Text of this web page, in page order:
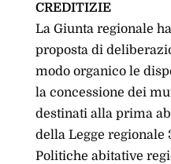
CREDITIZIE
La Giunta regionale
proposta di
modo organico le
la concessione dei
destinati alla prima
della Legge regionale
Politiche abitative